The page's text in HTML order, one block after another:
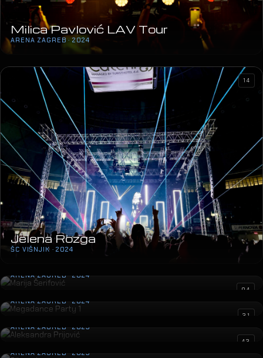
Milica Pavlović LAV Tour
ARENA ZAGREB · 2024
Jelena Rozga
ŠC VIŠNJIK · 2024
14
ARENA ZAGREB · 2024
04
Megadance Party 1
ARENA ZAGREB · 2024
31
Aleksandra Prijović
ARENA ZAGREB · 2023
43
Gibonni
ARENA ZAGREB · 2023